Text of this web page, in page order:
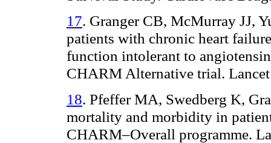
17. Granger CB, McMurray JJ,
patients with chronic heart
function intolerant to
CHARM Alternative trial.
18. Pfeffer MA, Swedberg K,
mortality and morbidity in
CHARM–Overall programme.